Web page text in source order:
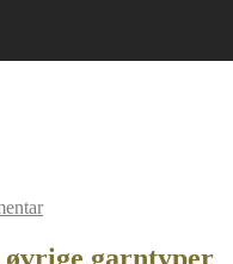
garntyper